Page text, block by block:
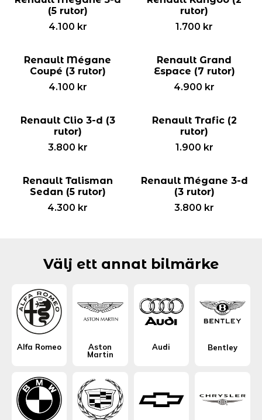
(5 rutor)
4.100 kr
rutor)
1.700 kr
Renault Mégane
Coupé (3 rutor)
4.100 kr
Renault Grand
Espace (7 rutor)
4.900 kr
Renault Clio 3-d (3
rutor)
3.800 kr
Renault Trafic (2
rutor)
1.900 kr
Renault Talisman
Sedan (5 rutor)
4.300 kr
Renault Mégane 3-d
(3 rutor)
3.800 kr
Välj ett annat bilmärke
Alfa Romeo
Aston
Martin
Audi Bentley